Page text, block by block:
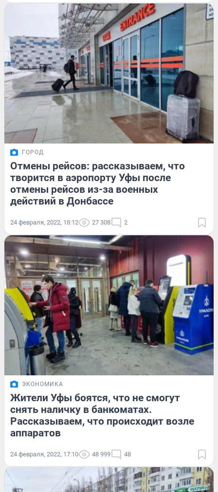
ГОРОД
Отмены рейсов: рассказываем, что
творится в аэропорту Уфы после
отмены рейсов из-за военных
действий в Донбассе
24 февраля, 2022, 18:12 27 308 2
ЭКОНОМИКА
Жители Уфы боятся, что не смогут
снять наличку в банкоматах.
Рассказываем, что происходит возле
аппаратов
24 февраля, 2022, 17:10 48 999 48